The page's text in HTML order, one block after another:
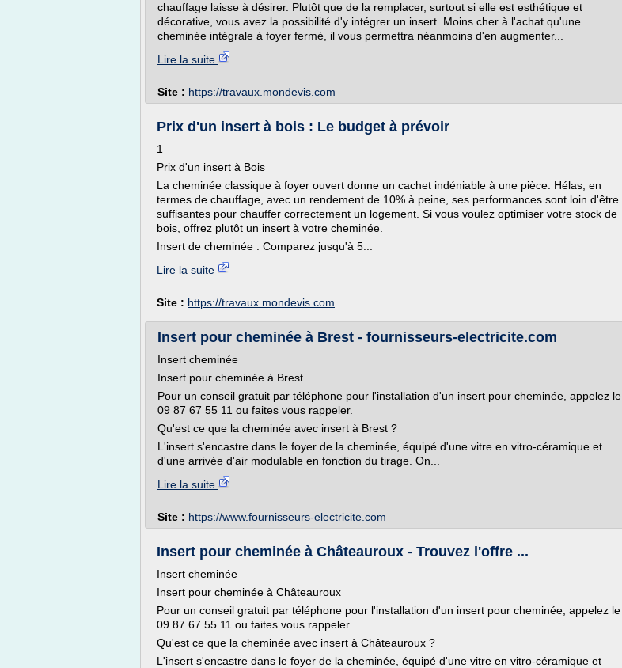
chauffage laisse à désirer. Plutôt que de la remplacer, surtout si elle est esthétique et
décorative, vous avez la possibilité d'y intégrer un insert. Moins cher à l'achat qu'une
cheminée intégrale à foyer fermé, il vous permettra néanmoins d'en augmenter...
Lire la suite
Site : https://travaux.mondevis.com
Prix d'un insert à bois : Le budget à prévoir
1
Prix d'un insert à Bois
La cheminée classique à foyer ouvert donne un cachet indéniable à une pièce. Hélas, en
termes de chauffage, avec un rendement de 10% à peine, ses performances sont loin d'être
suffisantes pour chauffer correctement un logement. Si vous voulez optimiser votre stock de
bois, offrez plutôt un insert à votre cheminée.
Insert de cheminée : Comparez jusqu'à 5...
Lire la suite
Site : https://travaux.mondevis.com
Insert pour cheminée à Brest - fournisseurs-electricite.com
Insert cheminée
Insert pour cheminée à Brest
Pour un conseil gratuit par téléphone pour l'installation d'un insert pour cheminée, appelez le
09 87 67 55 11 ou faites vous rappeler.
Qu'est ce que la cheminée avec insert à Brest ?
L'insert s'encastre dans le foyer de la cheminée, équipé d'une vitre en vitro-céramique et
d'une arrivée d'air modulable en fonction du tirage. On...
Lire la suite
Site : https://www.fournisseurs-electricite.com
Insert pour cheminée à Châteauroux - Trouvez l'offre ...
Insert cheminée
Insert pour cheminée à Châteauroux
Pour un conseil gratuit par téléphone pour l'installation d'un insert pour cheminée, appelez le
09 87 67 55 11 ou faites vous rappeler.
Qu'est ce que la cheminée avec insert à Châteauroux ?
L'insert s'encastre dans le foyer de la cheminée, équipé d'une vitre en vitro-céramique et